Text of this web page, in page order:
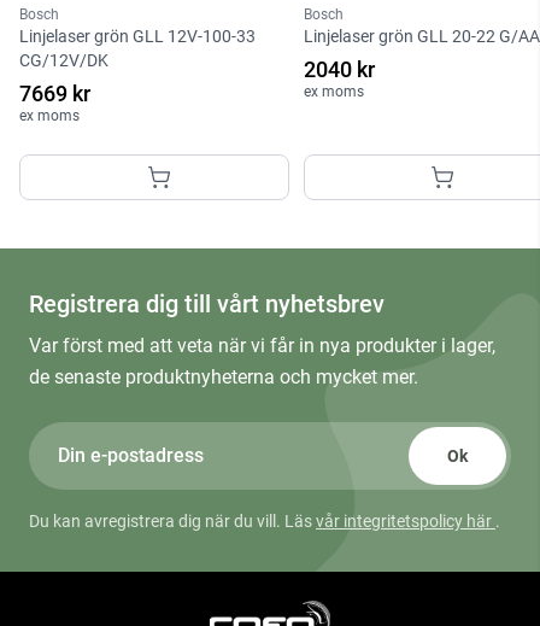
Bosch
Linjelaser grön GLL 12V-100-33
CG/12V/DK
7669 kr
ex moms
Bosch
Linjelaser grön GLL 20-22 G/AA
2040 kr
ex moms
Registrera dig till vårt nyhetsbrev
Var först med att veta när vi får in nya produkter i lager,
de senaste produktnyheterna och mycket mer.
Ok
Du kan avregistrera dig när du vill. Läsvår integritetspolicy här .